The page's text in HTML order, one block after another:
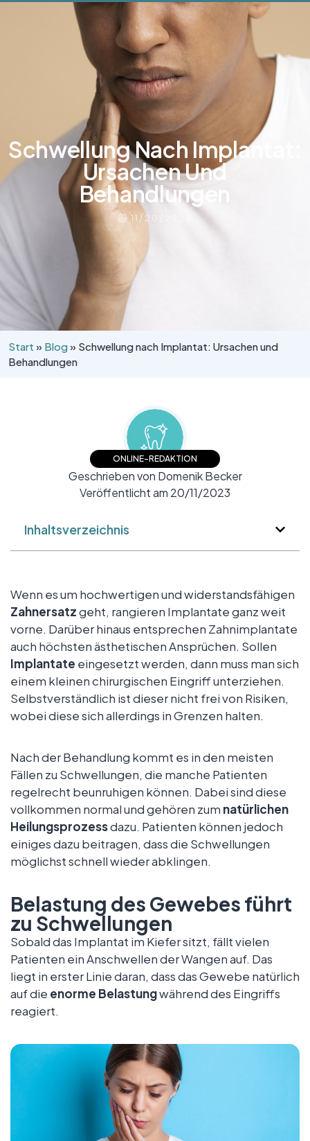
Schwellung Nach Implantat:
Ursachen Und
Behandlungen
11/20/2023
Start » Blog» Schwellung nach Implantat: Ursachen und
Behandlungen
ONLINE-REDAKTION
Geschrieben von Domenik Becker
Veröffentlicht am 20/11/2023
Inhaltsverzeichnis
Wenn es um hochwertigen und widerstandsfähigen
Zahnersatzgeht, rangieren Implantate ganz weit
vorne. Darüber hinaus entsprechen Zahnimplantate
auch höchsten ästhetischen Ansprüchen. Sollen
Implantate eingesetzt werden, dann muss man sich
einem kleinen chirurgischen Eingriff unterziehen.
Selbstverständlich ist dieser nicht frei von Risiken,
wobei diese sich allerdings in Grenzen halten.
Nach der Behandlung kommt es in den meisten
Fällen zu Schwellungen, die manche Patienten
regelrecht beunruhigen können. Dabei sind diese
vollkommen normal und gehören zum natürlichen
Heilungsprozessdazu. Patienten können jedoch
einiges dazu beitragen, dass die Schwellungen
möglichst schnell wieder abklingen.
Belastung des Gewebes führt
zu Schwellungen
Sobald das Implantat im Kiefer sitzt, fällt vielen
Patienten ein Anschwellen der Wangen auf. Das
liegt in erster Linie daran, dass das Gewebe natürlich
auf die enorme Belastungwährend des Eingriffs
reagiert.